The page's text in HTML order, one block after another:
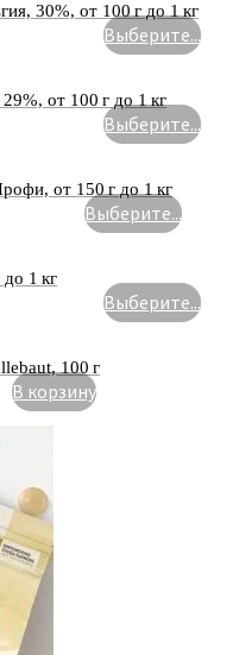
30%, от 100 г до 1 кг
Выберите...
от 100 г до 1 кг
Выберите...
от 150 г до 1 кг
Выберите...
1 кг
Выберите...
100 г
В корзину